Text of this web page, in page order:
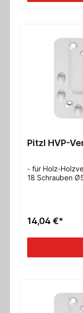
Pitzl HVP-
- für Holz-
18 Schrauben
14,04 €*